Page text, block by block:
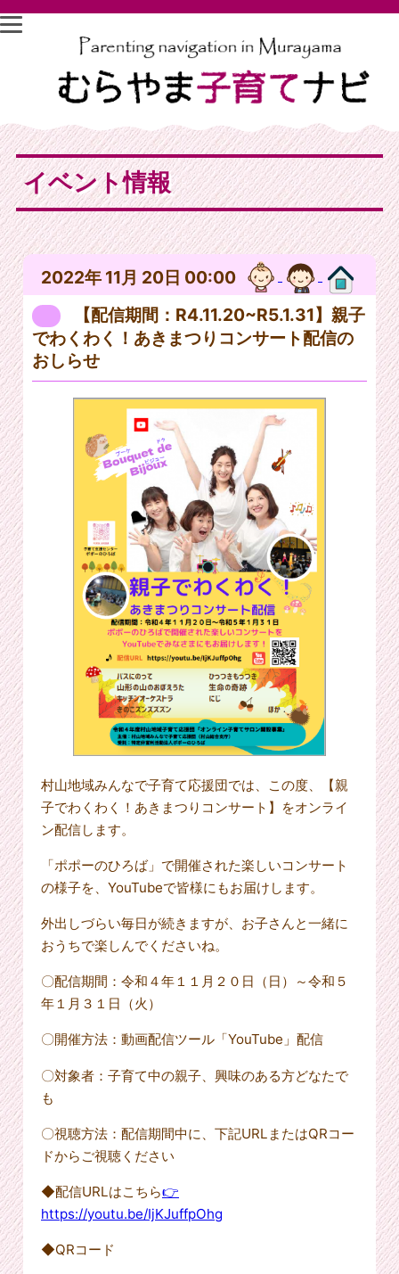
イベント情報
2022年 11月 20日 00:00
【配信期間：R4.11.20~R5.1.31】親子
でわくわく！あきまつりコンサート配信の
おしらせ
村山地域みんなで子育て応援団では、この度、【親
子でわくわく！あきまつりコンサート】をオンライ
ン配信します。
「ポポーのひろば」で開催された楽しいコンサート
の様子を、YouTubeで皆様にもお届けします。
外出しづらい毎日が続きますが、お子さんと一緒に
おうちで楽しんでくださいね。
〇配信期間：令和４年１１月２０日（日）～令和５
年１月３１日（火）
〇開催方法：動画配信ツール「YouTube」配信
〇対象者：子育て中の親子、興味のある方どなたで
も
〇視聴方法：配信期間中に、下記URLまたはQRコー
ドからご視聴ください
◆配信URLはこちら👉
https://youtu.be/IjKJuffpOhg
◆QRコード